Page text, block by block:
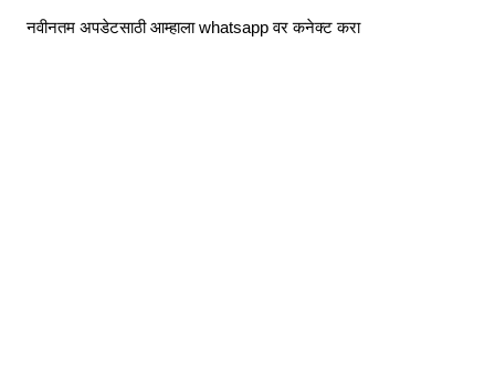
नवीनतम अपडेटसाठी आम्हाला whatsapp वर कनेक्ट करा